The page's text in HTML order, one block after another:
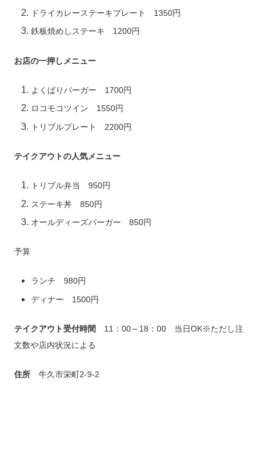
ドライカレーステーキプレート 1350円
鉄板焼めしステーキ 1200円
お店の一押しメニュー
よくばりバーガー 1700円
ロコモコツイン 1550円
トリプルプレート 2200円
テイクアウトの人気メニュー
トリプル弁当 950円
ステーキ丼 850円
オールディーズバーガー 850円
予算
ランチ 980円
ディナー 1500円
テイクアウト受付時間
11：00～18：00 当日OK※ただし注
文数や店内状況による
住所 牛久市栄町2-9-2